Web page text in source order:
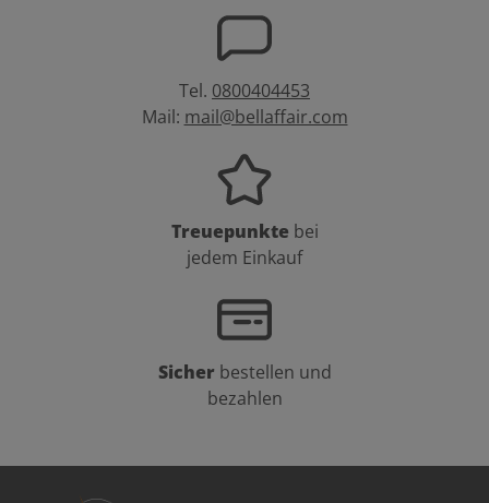
Tel. 0800404453
Mail: mail@bellaffair.com
Treuepunkte bei
jedem Einkauf
Sicher bestellen und
bezahlen